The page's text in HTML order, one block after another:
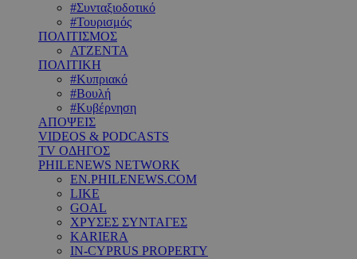
#Συνταξιοδοτικό
#Τουρισμός
ΠΟΛΙΤΙΣΜΟΣ
ΑΤΖΕΝΤΑ
ΠΟΛΙΤΙΚΗ
#Κυπριακό
#Βουλή
#Κυβέρνηση
ΑΠΟΨΕΙΣ
VIDEOS & PODCASTS
TV ΟΔΗΓΟΣ
PHILENEWS NETWORK
EN.PHILENEWS.COM
LIKE
GOAL
ΧΡΥΣΕΣ ΣΥΝΤΑΓΕΣ
KARIERA
IN-CYPRUS PROPERTY